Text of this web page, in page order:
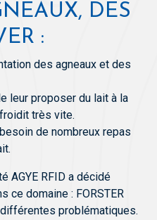
DES
:
des agneaux et des
leur proposer du lait à la
très vite.
de nombreux repas
AGYE RFID a décidé
ce domaine : FORSTER
problématiques.